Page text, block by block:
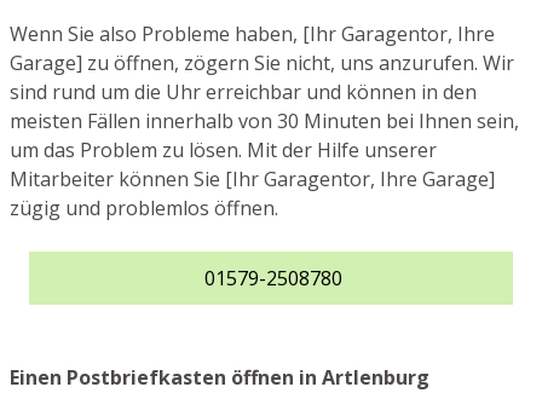
Wenn Sie also Probleme haben, [Ihr Garagentor, Ihre
Garage] zu öffnen, zögern Sie nicht, uns anzurufen. Wir
sind rund um die Uhr erreichbar und können in den
meisten Fällen innerhalb von 30 Minuten bei Ihnen sein,
um das Problem zu lösen. Mit der Hilfe unserer
Mitarbeiter können Sie [Ihr Garagentor, Ihre Garage]
zügig und problemlos öffnen.
01579-2508780
Einen Postbriefkasten öffnen in Artlenburg